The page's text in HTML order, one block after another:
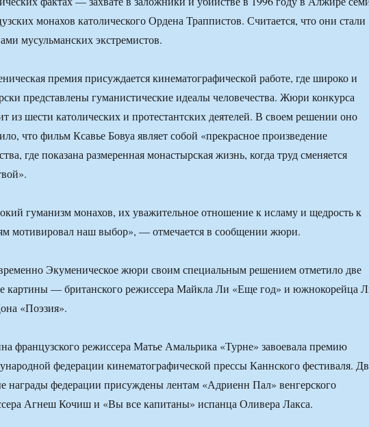
монахов католического Ордена Траппистов. Считается, что они стали
мусульманских экстремистов.
премия присуждается кинематографической работе, где широко и
представлены гуманистические идеалы человечества. Жюри конкурса
из шести католических и протестантских деятелей. В своем решении оно
что фильм Ксавье Бовуа являет собой «прекрасное произведение
где показана размеренная монастырская жизнь, когда труд сменяется
гуманизм монахов, их уважительное отношение к исламу и щедрость к
мотивировал наш выбор», — отмечается в сообщении жюри.
Экуменическое жюри своим специальным решением отметило две
картины — британского режиссера Майкла Ли «Еще год» и южнокорейца
«Поэзия».
французского режиссера Матье Амальрика «Турне» завоевала премию
федерации кинематографической прессы Каннского фестиваля.
награды федерации присуждены лентам «Адриенн Пал» венгерского
Агнеш Кочиш и «Вы все капитаны» испанца Оливера Лакса.